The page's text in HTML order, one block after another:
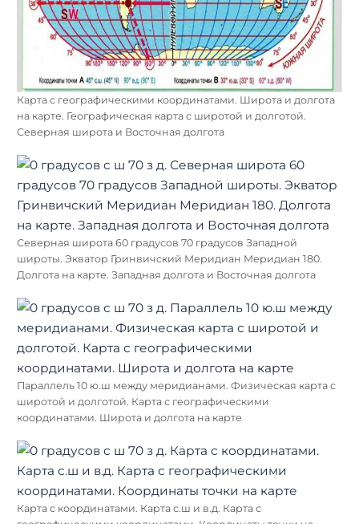
Карта с географическими координатами. Широта и долгота
на карте. Географическая карта с широтой и долготой.
Северная широта и Восточная долгота
Северная широта 60 градусов 70 градусов Западной
широты. Экватор Гринвичский Меридиан Меридиан 180.
Долгота на карте. Западная долгота и Восточная долгота
Параллель 10 ю.ш между меридианами. Физическая карта с
широтой и долготой. Карта с географическими
координатами. Широта и долгота на карте
Карта с координатами. Карта с.ш и в.д. Карта с